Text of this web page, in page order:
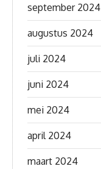
september 2024
augustus 2024
juli 2024
juni 2024
mei 2024
april 2024
maart 2024